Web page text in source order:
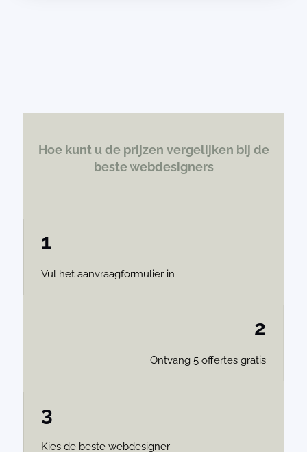
Hoe kunt u de prijzen vergelijken bij de
beste webdesigners
1
Vul het aanvraagformulier in
2
Ontvang 5 offertes gratis
3
Kies de beste webdesigner